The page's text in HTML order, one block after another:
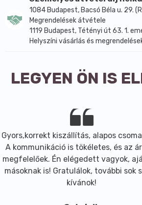
100%-ban természetes
Tápanyagban gazdag élelmiszer
Gazdag fehérjében ( 25%)
Hozzájárul az izomtömeg
Magas rosttartalommal bír
Nincs hozzáadott olaj, cukor
Különlegesen extra lágy állagú
Magyarországon készült termék
Erősíti az immunrendszert
Csökkenti a koleszterinszintet
Csökkenti a cukorbetegség
Segít a zsír feloldásában és a
Erős antioxidáns hatású
1084 Budapest, Bacsó Béla u. 29.
Megrendelések átvétele
1119 Budapest, Tétényi út 63. 1.
Helyszíni vásárlás és
LEGYEN ÖN IS
Gyors,korrekt kiszállítás, alapos
A kommunikáció is tökéletes, és az
megfelelőek. Én elégedett vagyok,
másoknak is! Gratulálok, további sok
kívánok!